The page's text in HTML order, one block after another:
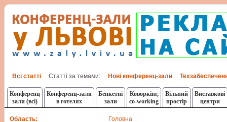
Всі статті Статті за темами: Нові конференц-зали
Конференц
зали (всі)
Конференц-зали
в готелях
Бенкетні
зали
Коворкінг,
co-working
Вільний
простір
Виставкові
центри
Область:
Головна